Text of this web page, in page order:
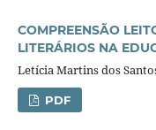
COMPREENSÃO
LITERÁRIOS NA
Letícia Martins dos
PDF